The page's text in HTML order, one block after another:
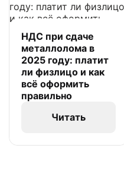
НДС при сдаче
металлолома в
2025 году: платит
ли физлицо и как
всё оформить
правильно
Читать